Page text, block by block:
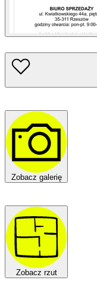
Zobacz galerię
Zobacz rzut